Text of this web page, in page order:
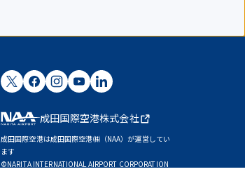
成田国際空港株式会社
成田国際空港は成田国際空港㈱（NAA）が運営してい
ます
©NARITA INTERNATIONAL AIRPORT CORPORATION